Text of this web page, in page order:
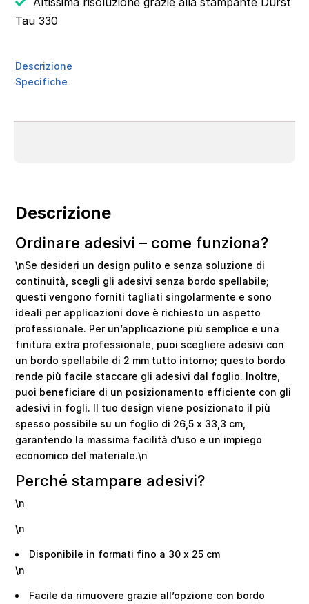
Tau 330
Descrizione
Specifiche
Descrizione
Ordinare adesivi – come funziona?
\nSe desideri un design pulito e senza soluzione di
continuità, scegli gli adesivi senza bordo spellabile;
questi vengono forniti tagliati singolarmente e sono
ideali per applicazioni dove è richiesto un aspetto
professionale. Per un’applicazione più semplice e una
finitura extra professionale, puoi scegliere adesivi con
un bordo spellabile di 2 mm tutto intorno; questo bordo
rende più facile staccare gli adesivi dal foglio. Inoltre,
puoi beneficiare di un posizionamento efficiente con gli
adesivi in fogli. Il tuo design viene posizionato il più
spesso possibile su un foglio di 26,5 x 33,3 cm,
garantendo la massima facilità d’uso e un impiego
economico del materiale.\n
Perché stampare adesivi?
\n
\n
Disponibile in formati fino a 30 x 25 cm
\n
Facile da rimuovere grazie all’opzione con bordo